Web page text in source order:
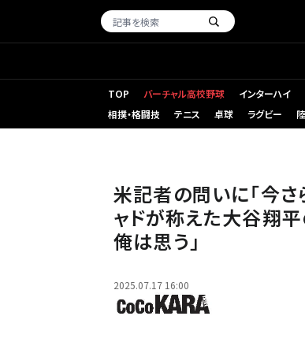
TOP バーチャル高校野球 インターハイ
相撲・格闘技
テニス 卓球 ラグビー
米記者の問いに「今さ
ャドが称えた大谷翔
俺は思う」
2025.07.17 16:00